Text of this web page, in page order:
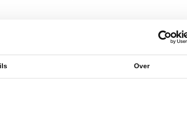
Over
Manifestó que EE.UU. está
perdido: la marina destruida, la